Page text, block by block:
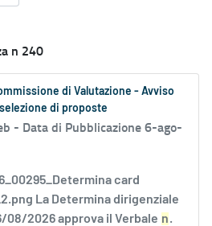
n 240
di Valutazione - Avviso
di proposte
- Data di Pubblicazione 6-ago-
card
La Determina dirigenziale
08/2026 approva il Verbale n.